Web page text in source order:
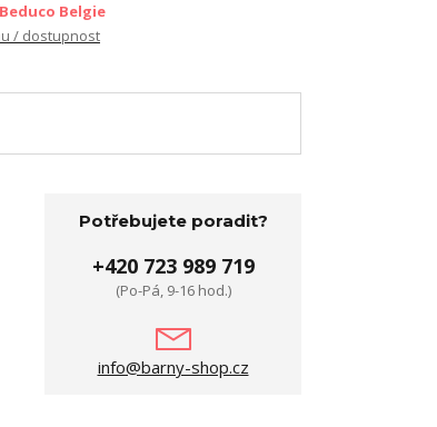
Beduco Belgie
/ dostupnost
Potřebujete poradit?
+420 723 989 719
(Po-Pá, 9-16 hod.)
info@barny-shop.cz